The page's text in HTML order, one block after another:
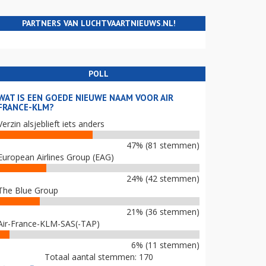
PARTNERS VAN LUCHTVAARTNIEUWS.NL!
POLL
IS EEN GOEDE NIEUWE NAAM VOOR AIR
KLM?
alsjeblieft iets anders
47% (81 stemmen)
Airlines Group (EAG)
24% (42 stemmen)
Blue Group
21% (36 stemmen)
France-KLM-SAS(-TAP)
6% (11 stemmen)
Totaal aantal stemmen: 170